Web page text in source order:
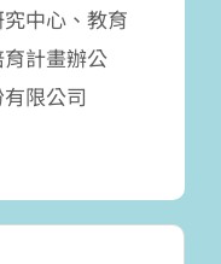
中心、教育
計畫辦公
限公司